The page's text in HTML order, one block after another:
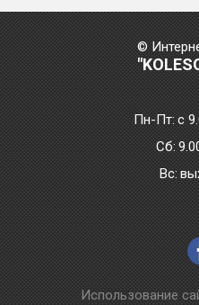
©
Пн-Пт:с
Сб:
Bc:
Использование